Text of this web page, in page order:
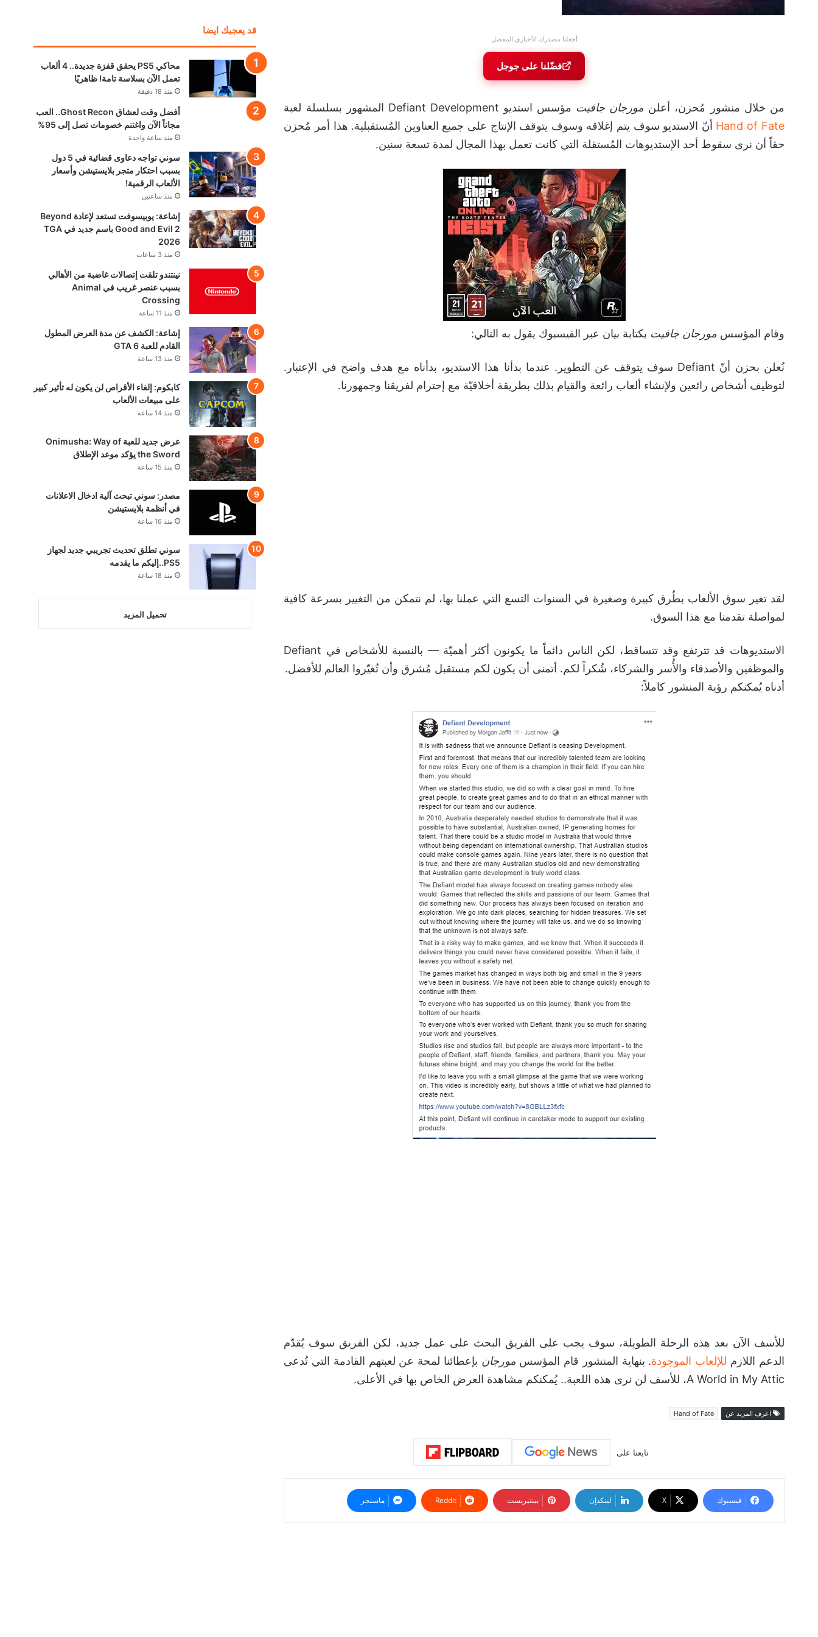
أجعلنا مصدرك الأخباري المفضل
فضّلنا على جوجل
من خلال منشور مُحزن، أعلن مورجان جافيت مؤسس استديو Defiant Development المشهور بسلسلة لعبة
Hand of Fate أنّ الاستديو سوف يتم إغلاقه وسوف يتوقف الإنتاج على جميع العناوين المُستقبلية. هذا أمر مُحزن
حقاً أن نرى سقوط أحد الإستديوهات المُستقلة التي كانت تعمل بهذا المجال لمدة تسعة سنين.
وقام المؤسس مورجان جافيت بكتابة بيان عبر الفيسبوك يقول به التالي:
نُعلن بحزن أنّ Defiant سوف يتوقف عن التطوير. عندما بدأنا هذا الاستديو، بدأناه مع هدف واضح في الإعتبار.
لتوظيف أشخاص رائعين ولإنشاء ألعاب رائعة والقيام بذلك بطريقة أخلاقيّة مع إحترام لفريقنا وجمهورنا.
لقد تغير سوق الألعاب بطُرق كبيرة وصغيرة في السنوات التسع التي عملنا بها، لم نتمكن من التغيير بسرعة كافية
لمواصلة تقدمنا مع هذا السوق.
الاستديوهات قد تترتفع وقد تتساقط، لكن الناس دائماً ما يكونون أكثر أهميّة — بالنسبة للأشخاص في Defiant
والموظفين والأصدقاء والأُسر والشركاء، شُكراً لكم. أتمنى أن يكون لكم مستقبل مُشرق وأن تُغيّروا العالم للأفضل.
أدناه يُمكنكم رؤية المنشور كاملاً:
للأسف الآن بعد هذه الرحلة الطويلة، سوف يجب على الفريق البحث على عمل جديد، لكن الفريق سوف يُقدّم
الدعم اللازم للإلعاب الموجودة. بنهاية المنشور قام المؤسس مورجان بإعطائنا لمحة عن لعبتهم القادمة التي تُدعى
A World in My Attic، للأسف لن نرى هذه اللعبة.. يُمكنكم مشاهدة العرض الخاص بها في الأعلى.
اعرف المزيد عن Hand of Fate
تابعنا على
فيسبوك ‫X لينكدإن بينتيريست ‏Reddit ماسنجر
قد يعجبك ايضا
محاكي PS5 يحقق قفزة جديدة.. 4 ألعاب
تعمل الآن بسلاسة تامة! ظاهريًا
منذ 18 دقيقة
أفضل وقت لعشاق Ghost Recon.. العب
مجاناً الآن واغتنم خصومات تصل إلى 95%
منذ ساعة واحدة
سوني تواجه دعاوى قضائية في 5 دول
بسبب احتكار متجر بلايستيشن وأسعار
الألعاب الرقمية!
منذ ساعتين
إشاعة: يوبيسوفت تستعد لإعادة Beyond
Good and Evil 2 باسم جديد في TGA
2026
منذ 3 ساعات
نينتندو تلقت إتصالات غاضبة من الأهالي
بسبب عنصر غريب في Animal
Crossing
منذ 11 ساعة
إشاعة: الكشف عن مدة العرض المطول
القادم للعبة GTA 6
منذ 13 ساعة
كابكوم: إلغاء الأقراص لن يكون له تأثير كبير
على مبيعات الألعاب
منذ 14 ساعة
عرض جديد للعبة Onimusha: Way of
the Sword يؤكد موعد الإطلاق
منذ 15 ساعة
مصدر: سوني تبحث آلية ادخال الاعلانات
في أنظمة بلايستيشن
منذ 16 ساعة
سوني تطلق تحديث تجريبي جديد لجهاز
PS5..إليكم ما يقدمه
منذ 18 ساعة
تحميل المزيد